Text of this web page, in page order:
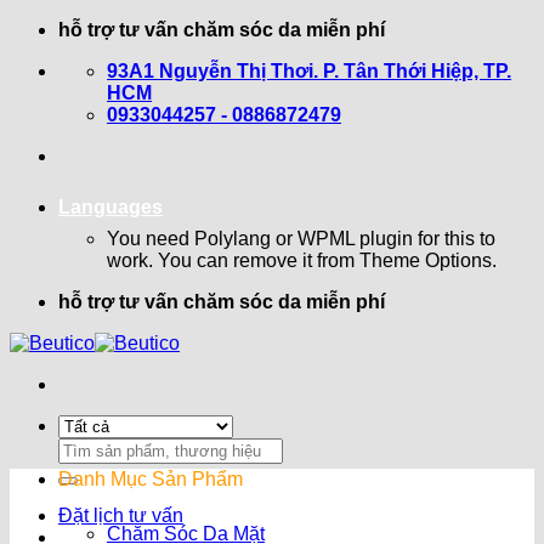
hỗ trợ tư vấn chăm sóc da miễn phí
93A1 Nguyễn Thị Thơi. P. Tân Thới Hiệp, TP.
HCM
0933044257 - 0886872479
Languages
You need Polylang or WPML plugin for this to
work. You can remove it from Theme Options.
hỗ trợ tư vấn chăm sóc da miễn phí
Search
for:
Đặt lịch tư vấn
Danh Mục Sản Phẩm
Chăm Sóc Da Mặt